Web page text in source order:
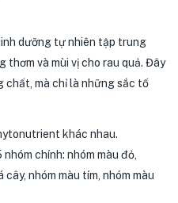
dưỡng tự nhiên tập trung
thơm và mùi vị cho rau quả. Đây
chất, mà chỉ là những sắc tố
khác nhau.
chính: nhóm màu đỏ,
nhóm màu tím, nhóm màu